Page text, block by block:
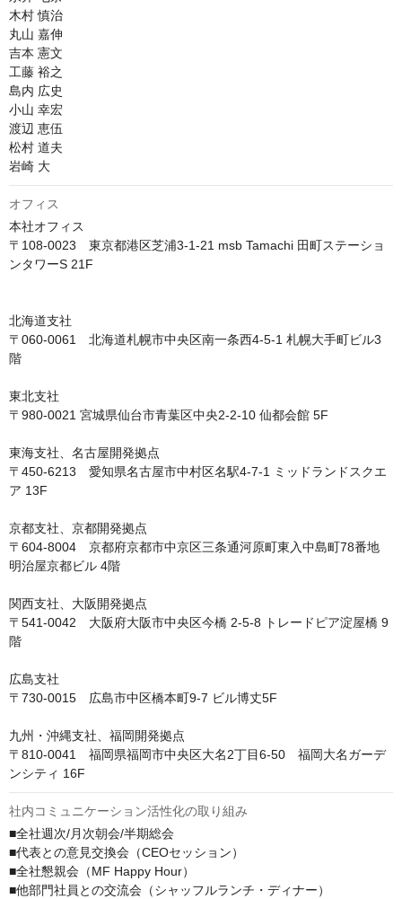
木村 慎治
丸山 嘉伸
吉本 憲文
工藤 裕之
島内 広史
小山 幸宏
渡辺 恵伍
松村 道夫
岩崎 大
オフィス
本社オフィス
〒108-0023　東京都港区芝浦3-1-21 msb Tamachi 田町ステーショ
ンタワーS 21F
北海道支社
〒060-0061　北海道札幌市中央区南一条西4-5-1 札幌大手町ビル3
階
東北支社
〒980-0021 宮城県仙台市青葉区中央2-2-10 仙都会館 5F
東海支社、名古屋開発拠点
〒450-6213　愛知県名古屋市中村区名駅4-7-1 ミッドランドスクエ
ア 13F
京都支社、京都開発拠点
〒604-8004　京都府京都市中京区三条通河原町東入中島町78番地
明治屋京都ビル 4階
関西支社、大阪開発拠点
〒541-0042　大阪府大阪市中央区今橋 2-5-8 トレードピア淀屋橋 9
階
広島支社
〒730-0015　広島市中区橋本町9-7 ビル博丈5F
九州・沖縄支社、福岡開発拠点
〒810-0041　福岡県福岡市中央区大名2丁目6-50　福岡大名ガーデ
ンシティ 16F
社内コミュニケーション活性化の取り組み
■全社週次/月次朝会/半期総会
■代表との意見交換会（CEOセッション）
■全社懇親会（MF Happy Hour）
■他部門社員との交流会（シャッフルランチ・ディナー）